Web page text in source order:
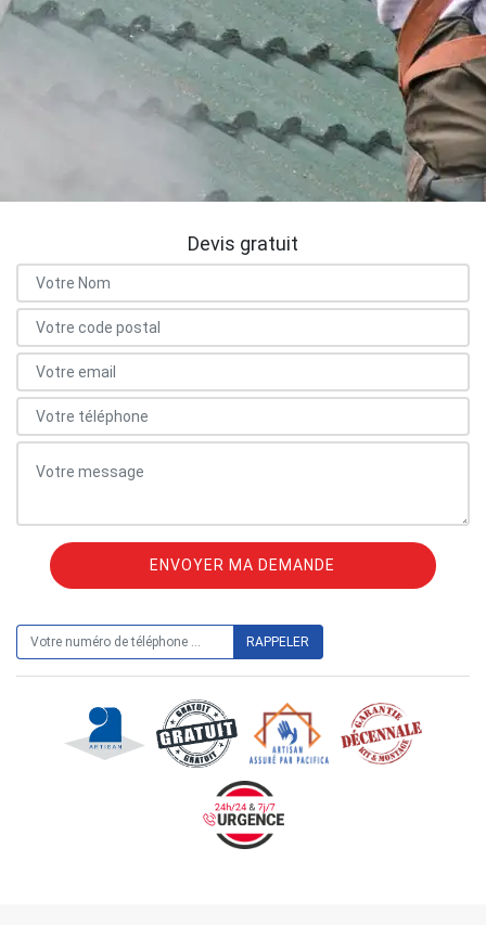
Devis gratuit